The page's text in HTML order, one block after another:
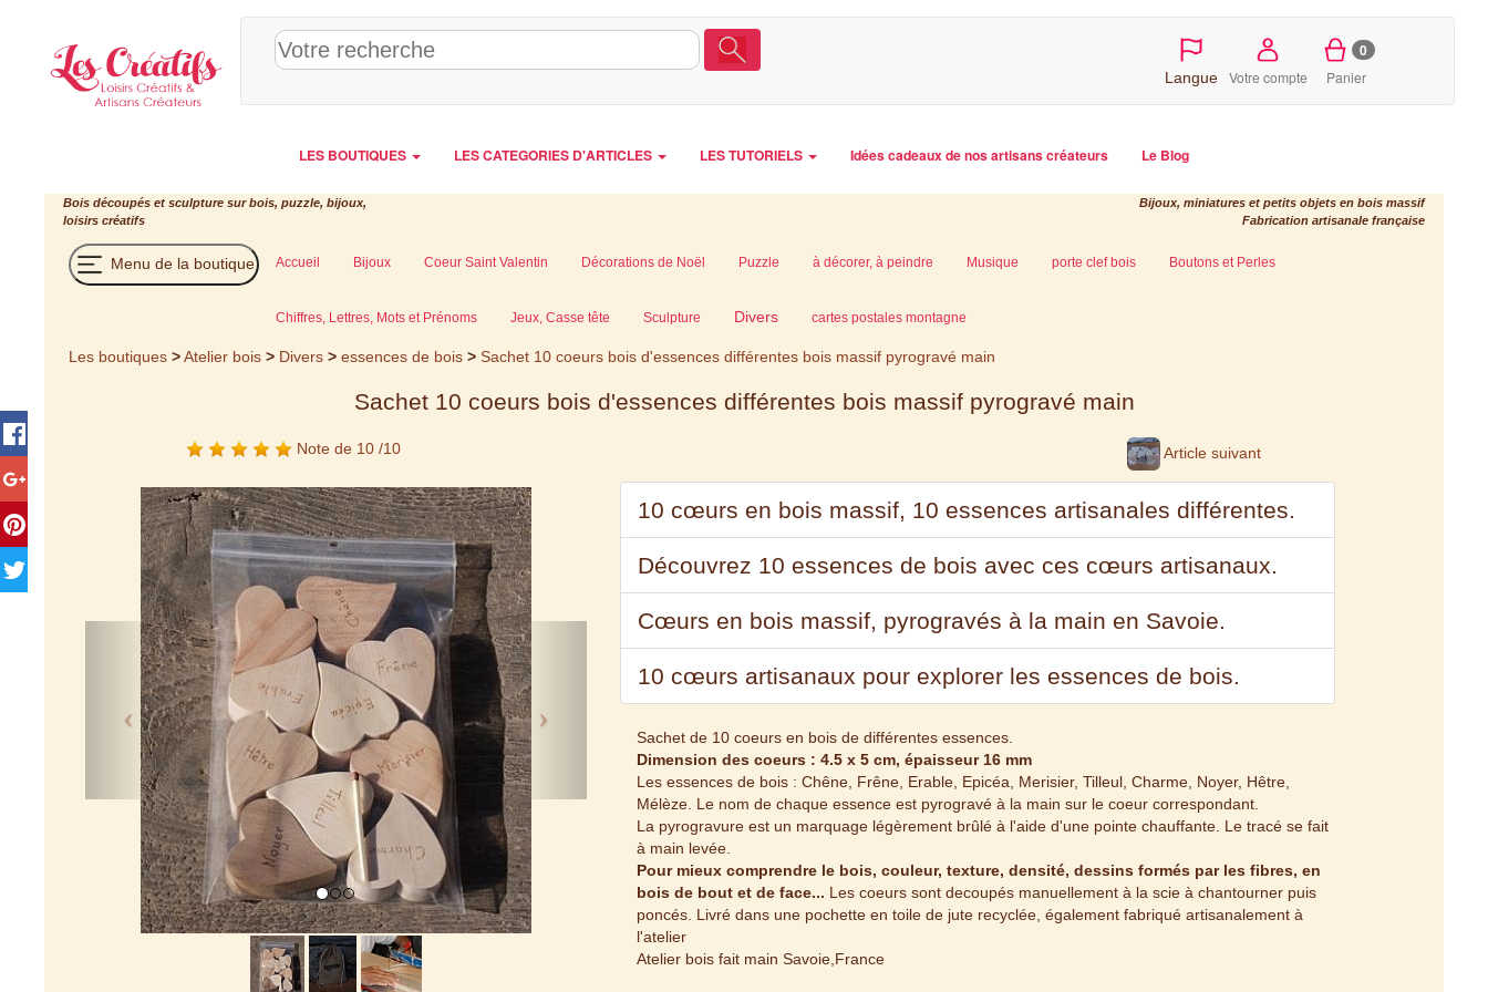
Langue Votre compte
0
Panier
LES BOUTIQUES LES CATEGORIES D'ARTICLES LES TUTORIELS Idées cadeaux de nos artisans créateurs Le Blog
Bois découpés et sculpture sur bois, puzzle, bijoux,
loisirs créatifs
Bijoux, miniatures et petits objets en bois massif
Fabrication artisanale française
Menu de la boutique Accueil Bijoux Coeur Saint Valentin Décorations de Noël Puzzle à décorer, à peindre Musique porte clef bois Boutons et Perles
Chiffres, Lettres, Mots et Prénoms Jeux, Casse tête Sculpture Divers cartes postales montagne
Les boutiques >Atelier bois > Divers > essences de bois > Sachet 10 coeurs bois d'essences différentes bois massif pyrogravé main
Sachet 10 coeurs bois d'essences différentes bois massif pyrogravé main
Note de 10 /10 Article suivant
Previous
10 cœurs en bois massif, 10 essences artisanales différentes.
Découvrez 10 essences de bois avec ces cœurs artisanaux.
Cœurs en bois massif, pyrogravés à la main en Savoie.
10 cœurs artisanaux pour explorer les essences de bois.
Sachet de 10 coeurs en bois de différentes essences.
Dimension des coeurs : 4.5 x 5 cm, épaisseur 16 mm
Les essences de bois : Chêne, Frêne, Erable, Epicéa, Merisier, Tilleul, Charme, Noyer, Hêtre,
Mélèze. Le nom de chaque essence est pyrogravé à la main sur le coeur correspondant.
La pyrogravure est un marquage légèrement brûlé à l'aide d'une pointe chauffante. Le tracé se fait
à main levée.
Pour mieux comprendre le bois, couleur, texture, densité, dessins formés par les fibres, en
bois de bout et de face... Les coeurs sont decoupés manuellement à la scie à chantourner puis
poncés. Livré dans une pochette en toile de jute recyclée, également fabriqué artisanalement à
l'atelier
Atelier bois fait main Savoie,France